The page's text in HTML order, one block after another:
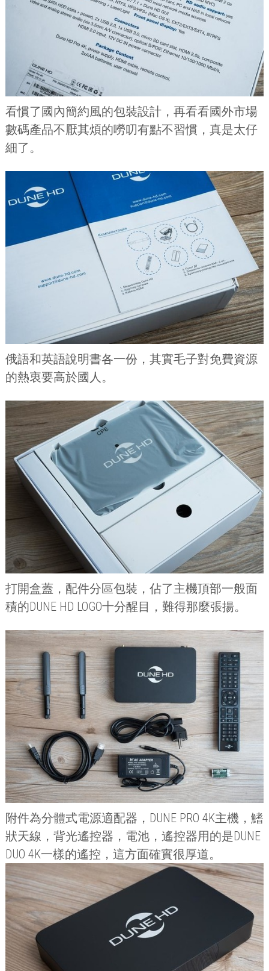
看慣了國內簡約風的包裝設計，再看看國外市場
數碼產品不厭其煩的嘮叨有點不習慣，真是太仔
細了。
俄語和英語說明書各一份，其實毛子對免費資源
的熱衷要高於國人。
打開盒蓋，配件分區包裝，佔了主機頂部一般面
積的DUNE HD LOGO十分醒目，難得那麼張揚。
附件為分體式電源適配器， DUNE PRO 4K主機，鰭
狀天線，背光遙控器，電池，遙控器用的是DUNE
DUO 4K一樣的遙控，這方面確實很厚道。